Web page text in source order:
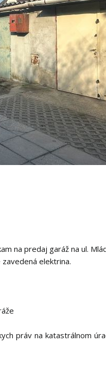
na predaj garáž na ul.
elektrina.
práv na katastrálnom